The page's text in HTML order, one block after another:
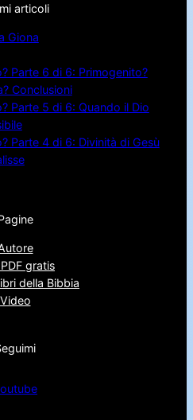
articoli
Giona
Parte 6 di 6: Primogenito?
Conclusioni
Parte 5 di 6: Quando il Dio
Parte 4 di 6: Divinità di Gesù
gratis
della Bibbia
Video